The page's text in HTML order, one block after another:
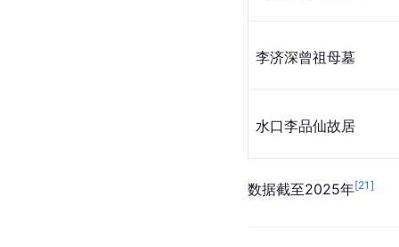
李济深曾祖母墓
水口李品仙故居
数据截至2025年[21 ]